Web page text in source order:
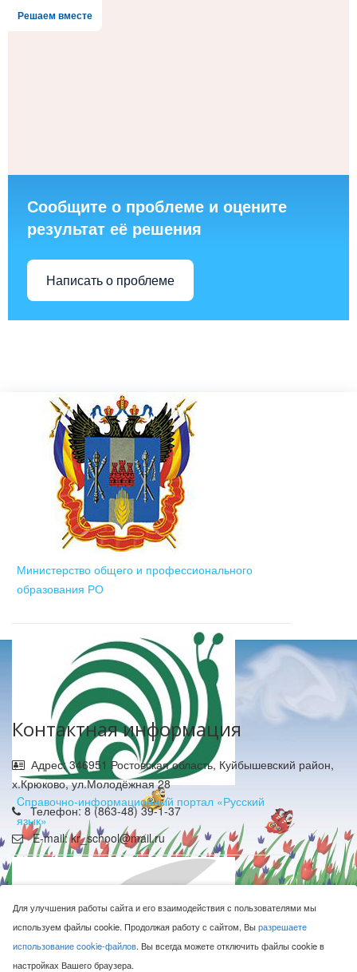
Решаем вместе
Сообщите о проблеме и оцените
результат её решения
Написать о проблеме
Министерство общего и профессионального
образования РО
Cправочно-информационный портал «Русский
язык»
Контактная информация
Адрес: 346951 Ростовская область, Куйбышевский район,
х.Крюково, ул.Молодёжная 28
Телефон: 8 (863-48) 39-1-37
E-mail: kr_school@mail.ru
МБОУ Крюковская СОШ © 2016-2026
Для улучшения работы сайта и его взаимодействия с пользователями мы
используем файлы cookie. Продолжая работу с сайтом, Выразрешаете
использование cookie-файлов. Вы всегда можете отключить файлы cookie в
настройках Вашего браузера.